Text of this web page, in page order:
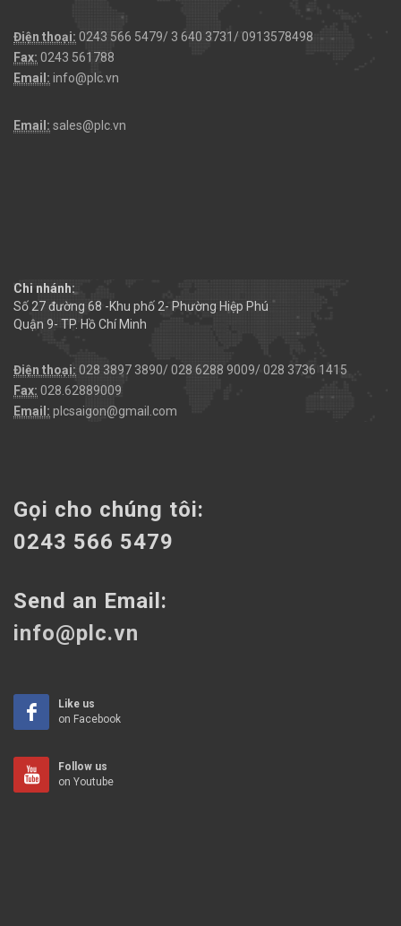
Điện thoại: 0243 566 5479/ 3 640 3731/ 0913578498
Fax: 0243 561788
Email: info@plc.vn
Email: sales@plc.vn
Chi nhánh:
Số 27 đường 68 -Khu phố 2- Phường Hiệp Phú
Quận 9- TP. Hồ Chí Minh
Điện thoại: 028 3897 3890/ 028 6288 9009/ 028 3736 1415
Fax: 028.62889009
Email: plcsaigon@gmail.com
Gọi cho chúng tôi:
0243 566 5479
Send an Email:
info@plc.vn
Like us
on Facebook
Follow us
on Youtube